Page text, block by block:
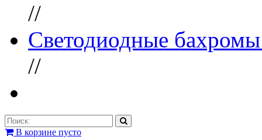
//
Светодиодные
//
В корзине пусто